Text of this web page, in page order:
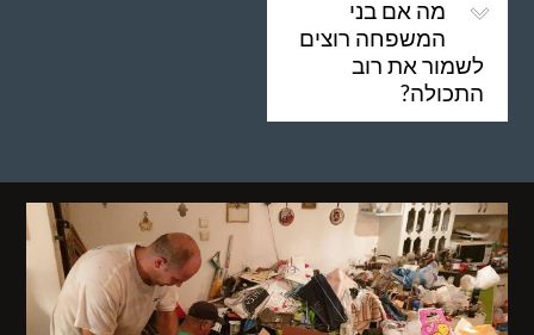
מה אם בני
המשפחה רוצים
לשמור את רוב
התכולה?